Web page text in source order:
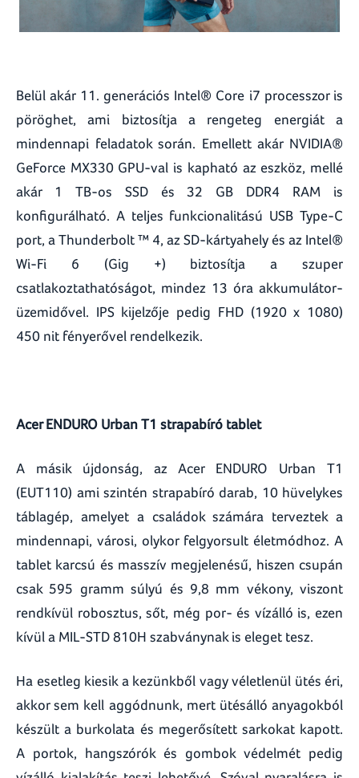
Belül akár 11. generációs Intel® Core i7 processzor is
pöröghet, ami biztosítja a rengeteg energiát a
mindennapi feladatok során. Emellett akár NVIDIA®
GeForce MX330 GPU-val is kapható az eszköz, mellé
akár 1 TB-os SSD és 32 GB DDR4 RAM is
konfigurálható. A teljes funkcionalitású USB Type-C
port, a Thunderbolt ™ 4, az SD-kártyahely és az Intel®
Wi-Fi 6 (Gig +) biztosítja a szuper
csatlakoztathatóságot, mindez 13 óra akkumulátor-
üzemidővel. IPS kijelzője pedig FHD (1920 x 1080)
450 nit fényerővel rendelkezik.
Acer ENDURO Urban T1 strapabíró tablet
A másik újdonság, az Acer ENDURO Urban T1
(EUT110) ami szintén strapabíró darab, 10 hüvelykes
táblagép, amelyet a családok számára terveztek a
mindennapi, városi, olykor felgyorsult életmódhoz. A
tablet karcsú és masszív megjelenésű, hiszen csupán
csak 595 gramm súlyú és 9,8 mm vékony, viszont
rendkívül robosztus, sőt, még por- és vízálló is, ezen
kívül a MIL-STD 810H szabványnak is eleget tesz.
Ha esetleg kiesik a kezünkből vagy véletlenül ütés éri,
akkor sem kell aggódnunk, mert ütésálló anyagokból
készült a burkolata és megerősített sarkokat kapott.
A portok, hangszórók és gombok védelmét pedig